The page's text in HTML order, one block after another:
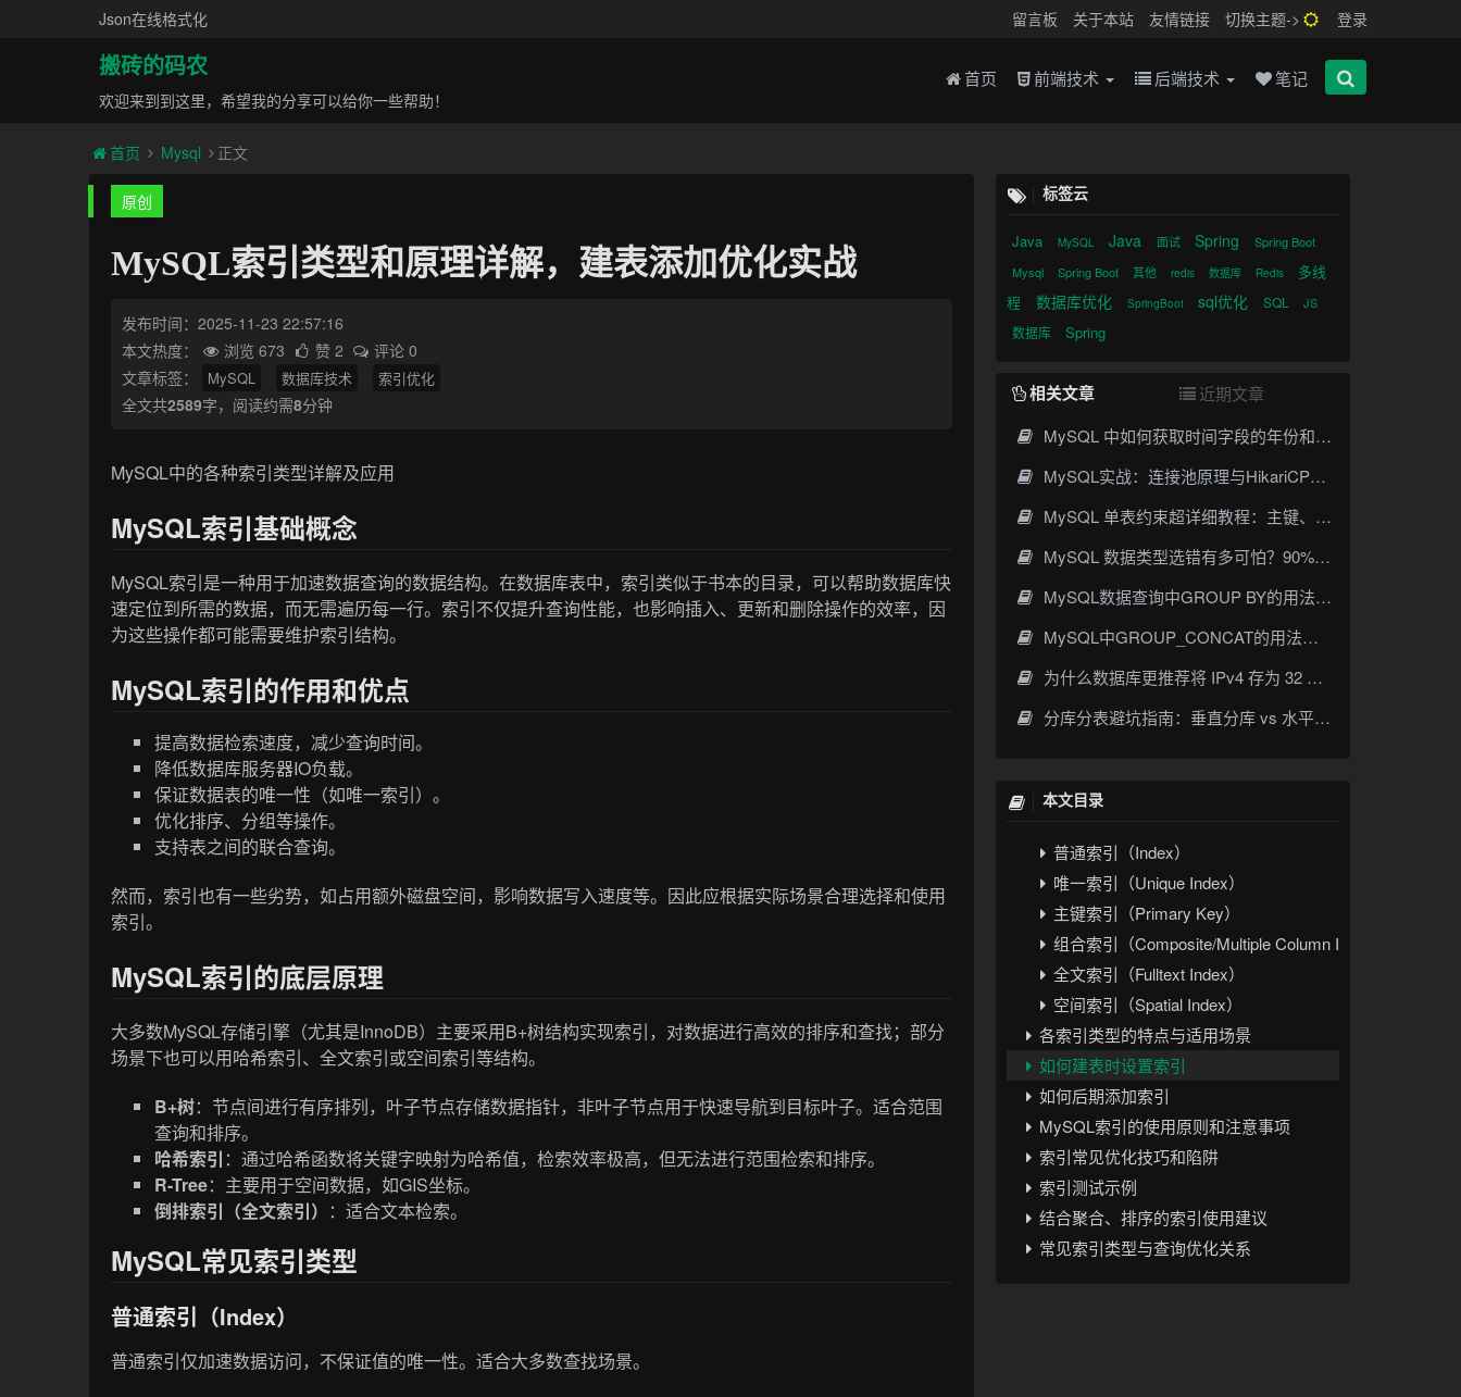
Json在线格式化 留言板 关于本站 友情链接 切换主题-> 登录
搬砖的码农
欢迎来到到这里，希望我的分享可以给你一些帮助！
首页 前端技术 后端技术 笔记
首页 Mysql 正文
原创
MySQL索引类型和原理详解，建表添加优化实战
发布时间：2025-11-23 22:57:16
本文热度：
浏览 673 赞 2
评论 0
文章标签：
MySQL 数据库技术 索引优化
全文共2589字，阅读约需8分钟
MySQL中的各种索引类型详解及应用
MySQL索引基础概念
MySQL索引是一种用于加速数据查询的数据结构。在数据库表中，索引类似于书本的目录，可以帮助数据库快
速定位到所需的数据，而无需遍历每一行。索引不仅提升查询性能，也影响插入、更新和删除操作的效率，因
为这些操作都可能需要维护索引结构。
MySQL索引的作用和优点
提高数据检索速度，减少查询时间。
降低数据库服务器IO负载。
保证数据表的唯一性（如唯一索引）。
优化排序、分组等操作。
支持表之间的联合查询。
然而，索引也有一些劣势，如占用额外磁盘空间，影响数据写入速度等。因此应根据实际场景合理选择和使用
索引。
MySQL索引的底层原理
大多数MySQL存储引擎（尤其是InnoDB）主要采用B+树结构实现索引，对数据进行高效的排序和查找；部分
场景下也可以用哈希索引、全文索引或空间索引等结构。
B+树：节点间进行有序排列，叶子节点存储数据指针，非叶子节点用于快速导航到目标叶子。适合范围
查询和排序。
哈希索引 ：通过哈希函数将关键字映射为哈希值，检索效率极高，但无法进行范围检索和排序。
R-Tree：主要用于空间数据，如GIS坐标。
倒排索引（全文索引） ：适合文本检索。
MySQL常见索引类型
普通索引（Index）
普通索引仅加速数据访问，不保证值的唯一性。适合大多数查找场景。
标签云
Java MySQL Java 面试 Spring
Spring Boot
Mysql
Spring Boot 其他 redis 数据库 Redis
多线
程
数据库优化 SpringBoot sql优化 SQL JS
数据库 Spring
相关文章
近期文章
MySQL 中如何获取时间字段的年份和月份
MySQL实战：连接池原理与HikariCP、C3P0、Druid、DBCP选型
MySQL 单表约束超详细教程：主键、非空、唯一、默认值一次讲透
MySQL 数据类型选错有多可怕？90% 开发者都踩过的坑
MySQL数据查询中GROUP BY的用法与实战详解
MySQL中GROUP_CONCAT的用法详解：语法、示例与常见坑
为什么数据库更推荐将 IPv4 存为 32 位整数而不是字符串
分库分表避坑指南：垂直分库 vs 水平分表，分片键选对才不踩雷
本文目录
MySQL索引基础概念
MySQL索引的底层原理
普通索引（Index）
唯一索引（Unique Index）
主键索引（Primary Key）
组合索引（Composite/Multiple Column Index）
全文索引（Fulltext Index）
空间索引（Spatial Index）
各索引类型的特点与适用场景
如何建表时设置索引
如何后期添加索引
MySQL索引的使用原则和注意事项
索引常见优化技巧和陷阱
索引测试示例
结合聚合、排序的索引使用建议
常见索引类型与查询优化关系